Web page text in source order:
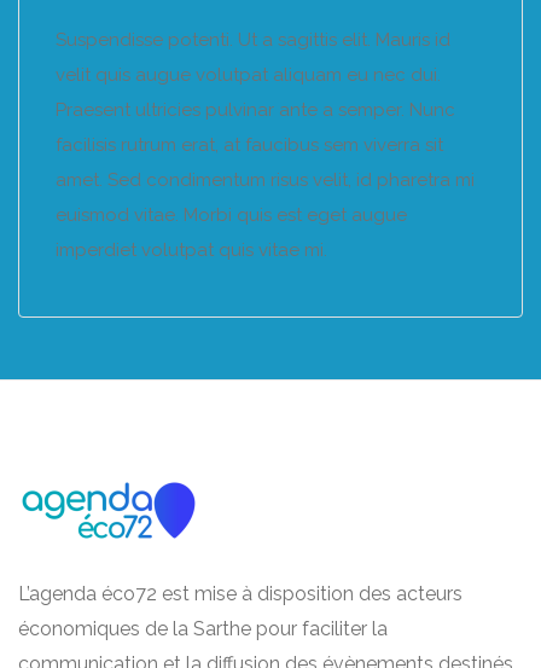
Suspendisse potenti. Ut a sagittis elit. Mauris id
velit quis augue volutpat aliquam eu nec dui.
Praesent ultricies pulvinar ante a semper. Nunc
facilisis rutrum erat, at faucibus sem viverra sit
amet. Sed condimentum risus velit, id pharetra mi
euismod vitae. Morbi quis est eget augue
imperdiet volutpat quis vitae mi.
L’agenda éco72 est mise à disposition des acteurs
économiques de la Sarthe pour faciliter la